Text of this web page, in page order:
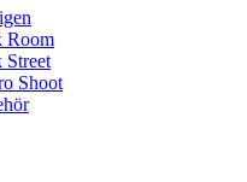
Room
Street
Shoot